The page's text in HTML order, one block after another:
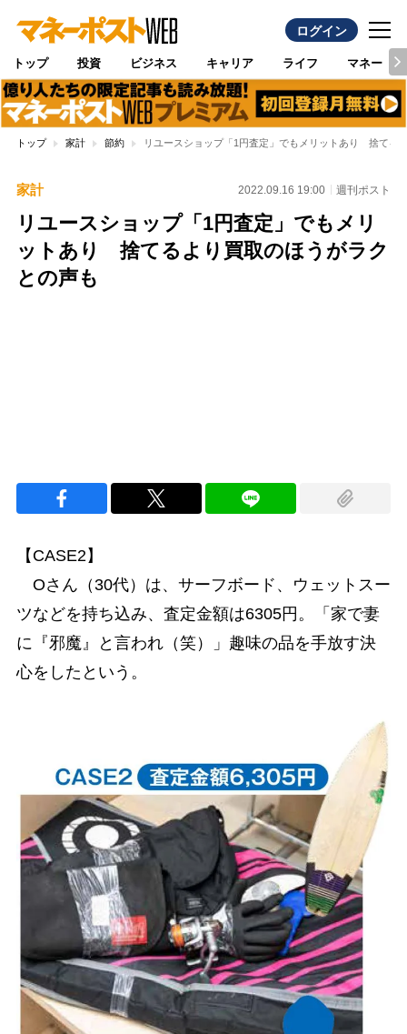
ログイン
トップ 投資 ビジネス キャリア ライフ マネー
トップ 家計 節約 リユースショップ「1円査定」でもメリットあり 捨てる
家計 2022.09.16 19:00 週刊ポスト
リユースショップ「1円査定」でもメリ
ットあり 捨てるより買取のほうがラク
との声も
【CASE2】
Oさん（30代）は、サーフボード、ウェットスー
ツなどを持ち込み、査定金額は6305円。「家で妻
に『邪魔』と言われ（笑）」趣味の品を手放す決
心をしたという。